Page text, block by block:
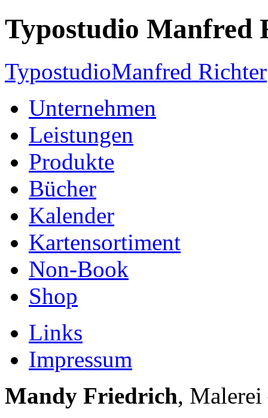
Typostudio Manfred
TypostudioManfred Richter
Unternehmen
Leistungen
Produkte
Bücher
Kalender
Kartensortiment
Non-Book
Shop
Links
Impressum
Mandy Friedrich,